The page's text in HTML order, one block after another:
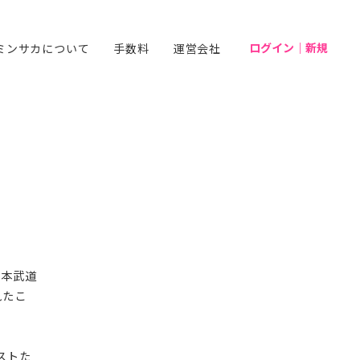
ンサカについて 手数料 運営会社 ログイン｜新規
武道
こ
トた